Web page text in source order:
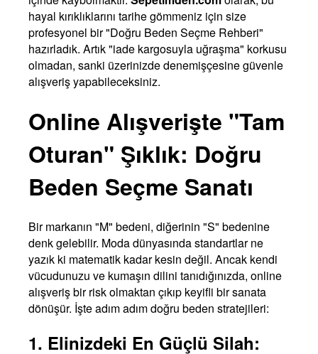
hayal kırıklıklarını tarihe gömmeniz için size
profesyonel bir "Doğru Beden Seçme Rehberi"
hazırladık. Artık "iade kargosuyla uğraşma" korkusu
olmadan, sanki üzerinizde denemişçesine güvenle
alışveriş yapabileceksiniz.
Online Alışverişte "Tam
Oturan" Şıklık: Doğru
Beden Seçme Sanatı
Bir markanın "M" bedeni, diğerinin "S" bedenine
denk gelebilir. Moda dünyasında standartlar ne
yazık ki matematik kadar kesin değil. Ancak kendi
vücudunuzu ve kumaşın dilini tanıdığınızda, online
alışveriş bir risk olmaktan çıkıp keyifli bir sanata
dönüşür. İşte adım adım doğru beden stratejileri:
1. Elinizdeki En Güçlü Silah: